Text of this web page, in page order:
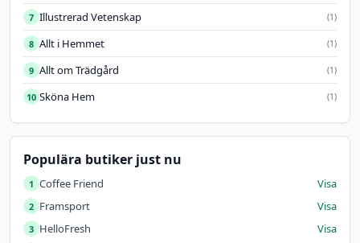
7 Illustrerad Vetenskap (1)
8 Allt i Hemmet (1)
9 Allt om Trädgård (1)
10 Sköna Hem (1)
Populära butiker just nu
1 Coffee Friend Visa
2 Framsport Visa
3 HelloFresh Visa